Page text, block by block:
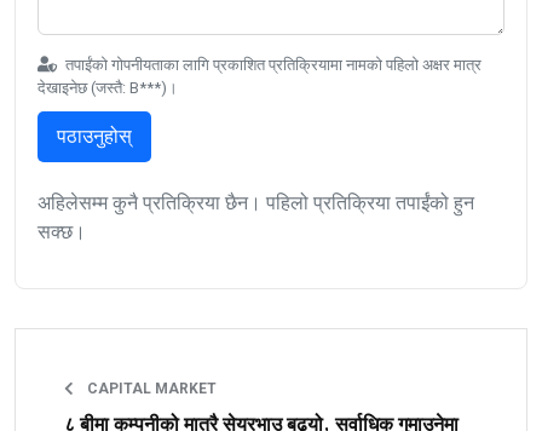
तपाईंको गोपनीयताका लागि प्रकाशित प्रतिक्रियामा नामको पहिलो अक्षर मात्र
देखाइनेछ (जस्तै: B***)।
पठाउनुहोस्
अहिलेसम्म कुनै प्रतिक्रिया छैन। पहिलो प्रतिक्रिया तपाईंको हुन
सक्छ।
CAPITAL MARKET
८ बीमा कम्पनीको मात्रै सेयरभाउ बढ्यो, सर्वाधिक गुमाउनेमा